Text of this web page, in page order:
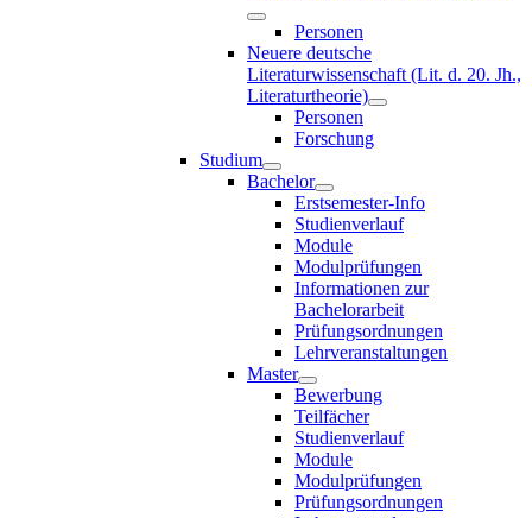
Personen
Neuere deutsche
Literaturwissenschaft (Lit. d. 20. Jh.,
Literaturtheorie)
Personen
Forschung
Studium
Bachelor
Erstsemester-Info
Studienverlauf
Module
Modulprüfungen
Informationen zur
Bachelorarbeit
Prüfungsordnungen
Lehrveranstaltungen
Master
Bewerbung
Teilfächer
Studienverlauf
Module
Modulprüfungen
Prüfungsordnungen